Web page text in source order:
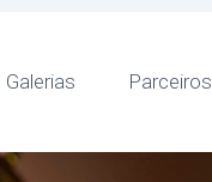
Galerias Parceiros